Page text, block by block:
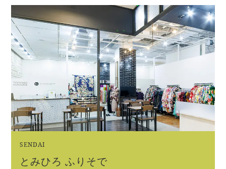
SENDAI
とみひろ ふりそで